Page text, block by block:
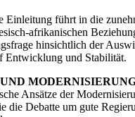
Einleitung führt in die
afrikanischen
hinsichtlich der
Entwicklung und Stabilität.
Ansätze der
die Debatte um gute